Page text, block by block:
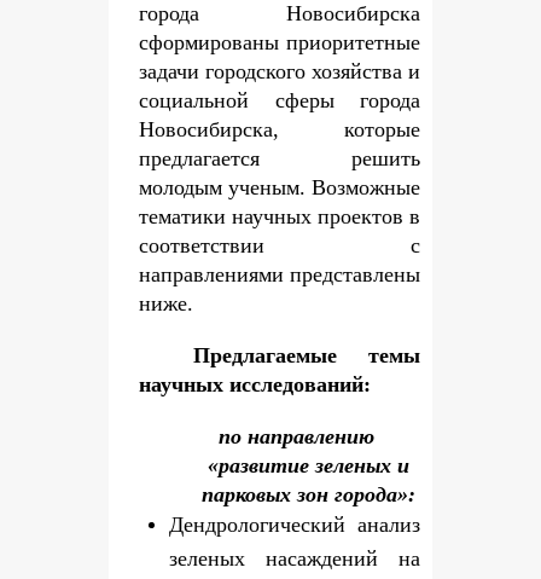
города Новосибирска
сформированы приоритетные
задачи городского хозяйства и
социальной сферы города
Новосибирска, которые
предлагается решить
молодым ученым. Возможные
тематики научных проектов в
соответствии с
направлениями представлены
ниже.
Предлагаемые темы
научных исследований:
по направлению
«развитие зеленых и
парковых зон города»:
Дендрологический анализ
зеленых насаждений на